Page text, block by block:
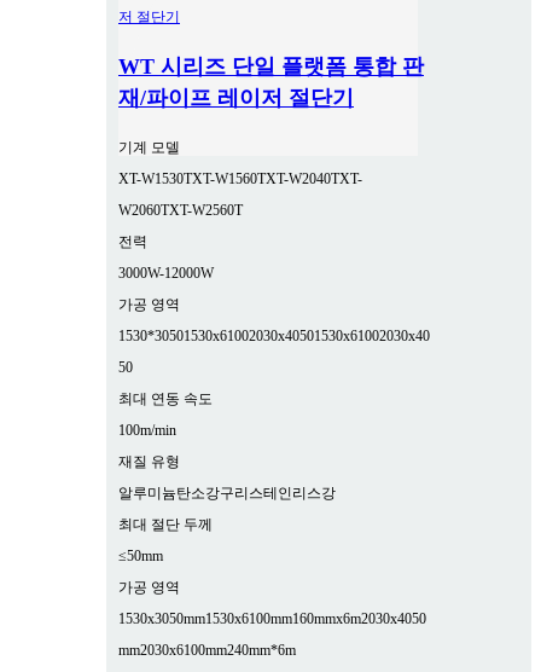
WT 시리즈 단일 플랫폼 통합 판
재/파이프 레이저 절단기
기계 모델
XT-W1530TXT-W1560TXT-W2040TXT-
W2060TXT-W2560T
전력
3000W-12000W
가공 영역
1530*30501530x61002030x40501530x61002030x40
50
최대 연동 속도
100m/min
재질 유형
알루미늄탄소강구리 스테인리스강
최대 절단 두께
≤50mm
가공 영역
1530x3050mm1530x6100mm160mmx6m2030x4050
mm2030x6100mm240mm*6m